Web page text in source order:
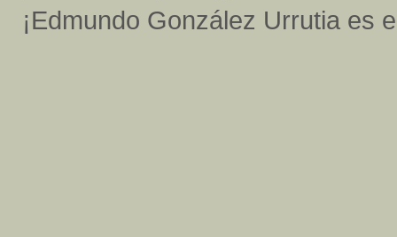
¡Edmundo González Urrutia es